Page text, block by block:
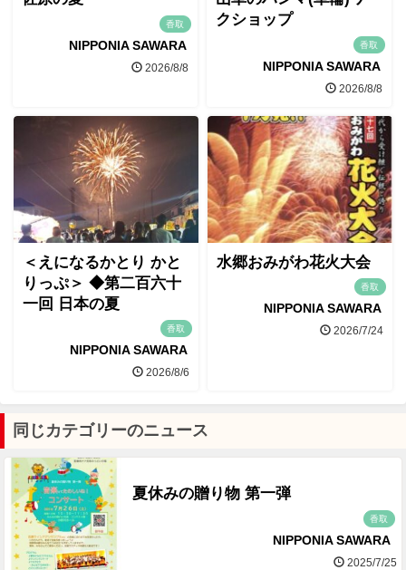
香取
NIPPONIA SAWARA
2026/8/8
クショップ
香取
NIPPONIA SAWARA
2026/8/8
＜えになるかとり かと
りっぷ＞ ◆第二百六十
一回 日本の夏
香取
NIPPONIA SAWARA
2026/8/6
水郷おみがわ花火大会
香取
NIPPONIA SAWARA
2026/7/24
同じカテゴリーのニュース
夏休みの贈り物 第一弾
香取
NIPPONIA SAWARA
2025/7/25